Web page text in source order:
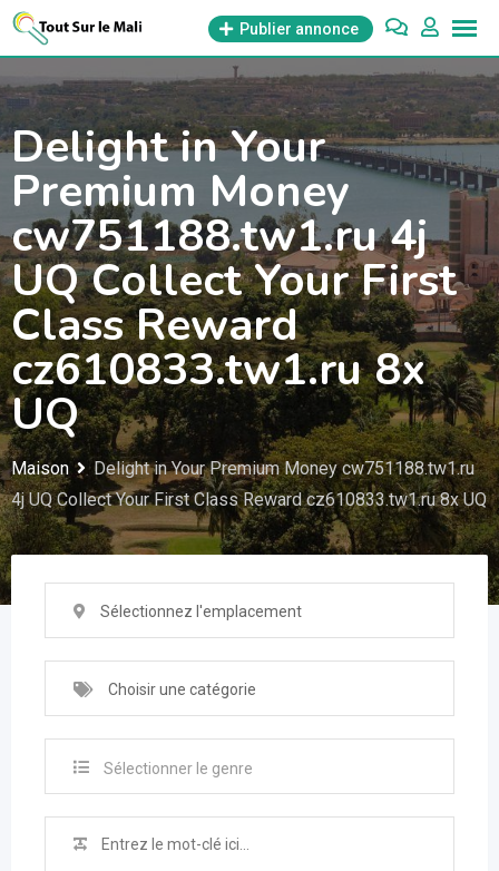
Aller
Publier annonce
Delight in Your
Premium Money
cw751188.tw1.ru 4j
UQ Collect Your First
Class Reward
cz610833.tw1.ru 8x
UQ
Maison
Delight in Your Premium Money cw751188.tw1.ru
4j UQ Collect Your First Class Reward cz610833.tw1.ru 8x UQ
Sélectionnez l'emplacement
Choisir une catégorie
Sélectionner le genre